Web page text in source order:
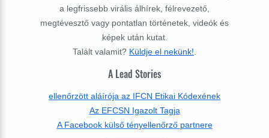
a legfrissebb virális álhírek, félrevezető,
megtévesztő vagy pontatlan történetek, videók és
képek után kutat.
Talált valamit? Küldje el nekünk!
A Lead Stories
ellenőrzött aláírója az IFCN Etikai Kódexének
Az EFCSN Igazolt Tagja
A Facebook külső tényellenőrző partnere